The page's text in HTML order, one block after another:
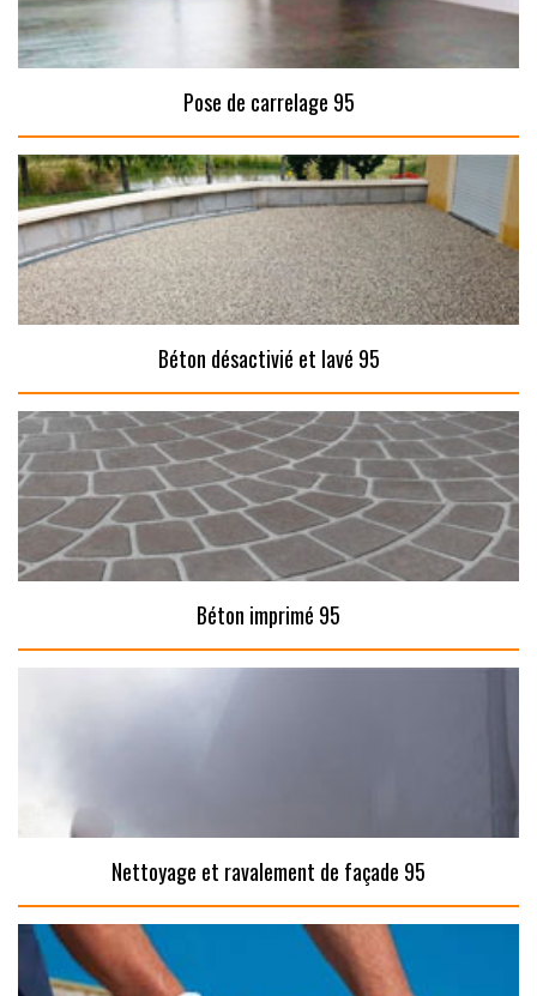
Pose de carrelage 95
Béton désactivié et lavé 95
Béton imprimé 95
Nettoyage et ravalement de façade 95